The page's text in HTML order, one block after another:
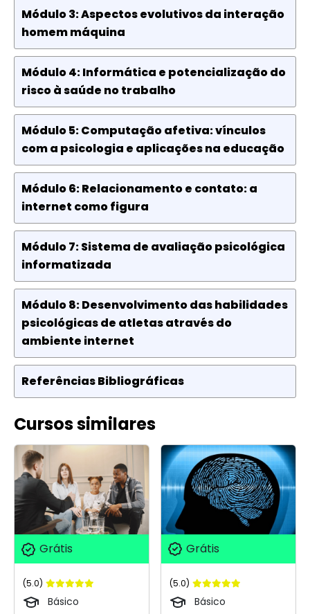
Módulo 3: Aspectos evolutivos da interação
homem máquina
Módulo 4: Informática e potencialização do
risco à saúde no trabalho
Módulo 5: Computação afetiva: vínculos
com a psicologia e aplicações na educação
Módulo 6: Relacionamento e contato: a
internet como figura
Módulo 7: Sistema de avaliação psicológica
informatizada
Módulo 8: Desenvolvimento das habilidades
psicológicas de atletas através do
ambiente internet
Referências Bibliográficas
Cursos similares
Grátis
(5.0)
Básico
Grátis
(5.0)
Básico